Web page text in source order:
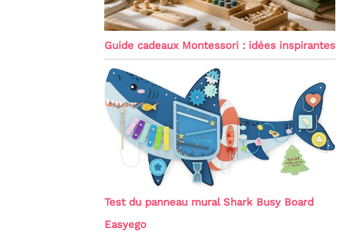
Guide cadeaux Montessori : idées inspirantes
Test du panneau mural Shark Busy Board
Easyego